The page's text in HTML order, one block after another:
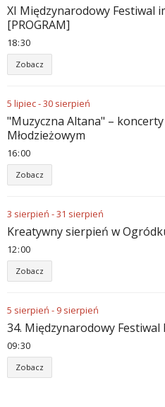
XI Międzynarodowy Festiwal
[PROGRAM]
18:30
Zobacz
5 lipiec-30 sierpień
"Muzyczna Altana" –
Młodzieżowym
16:00
Zobacz
3 sierpień -31 sierpień
Kreatywny sierpień w
12:00
Zobacz
5 sierpień - 9 sierpień
34. Międzynarodowy
09:30
Zobacz